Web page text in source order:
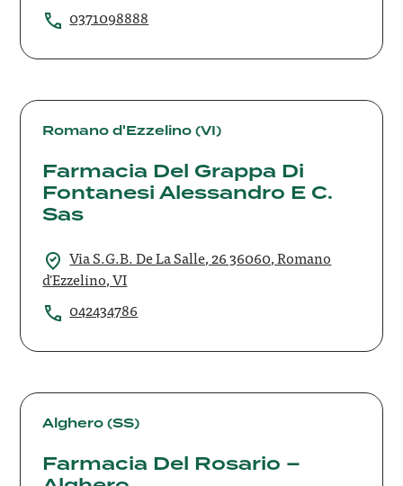
0371098888
Romano d'Ezzelino (VI)
Farmacia Del Grappa Di
Fontanesi Alessandro E C.
Sas
Via S.G.B. De La Salle, 26 36060, Romano
d'Ezzelino, VI
042434786
Farmacia
Del
Fontanesi
Alessandro
Sas
Alghero (SS)
Farmacia Del Rosario –
Farmacia
Del
Alghero